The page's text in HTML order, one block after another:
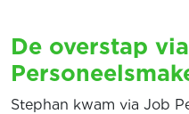
De overstap
Stephan kwam via Job